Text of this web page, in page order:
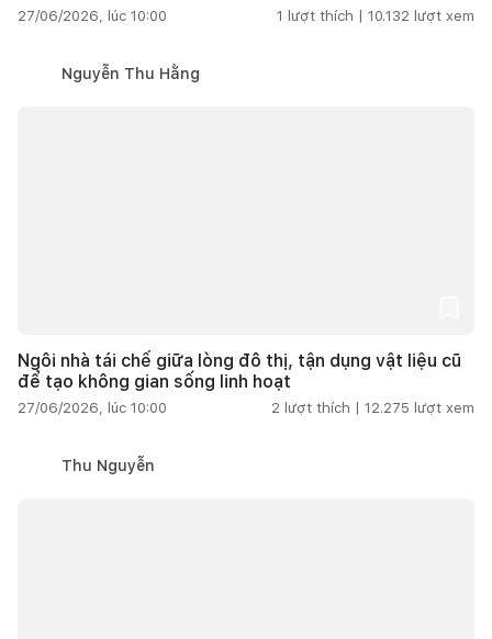
27/06/2026, lúc 10:00 1 lượt thích | 10.132 lượt xem
Nguyễn Thu Hằng
Ngôi nhà tái chế giữa lòng đô thị, tận dụng vật liệu cũ
để tạo không gian sống linh hoạt
27/06/2026, lúc 10:00 2 lượt thích | 12.275 lượt xem
Thu Nguyễn